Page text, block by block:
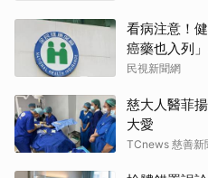
看病注意！
癌藥也入列
民視新聞網
慈大人醫菲
大愛
TCnews 慈善新